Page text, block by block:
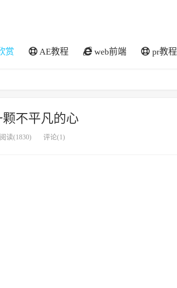
赏 AE教程 web前端 pr教程
不平凡的心
阅读(1830) 评论(1)